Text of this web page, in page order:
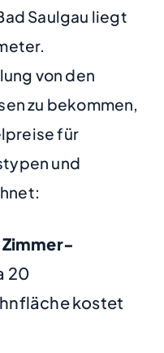
Saulgau liegt
von den
zu bekommen,
für
und
20
kostet